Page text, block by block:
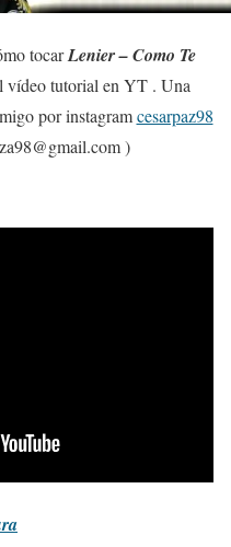
tocarLenier – Como Te
vídeo tutorial en YT . Una
por instagramcesarpaz98
)